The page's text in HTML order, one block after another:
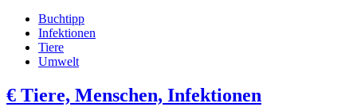
Buchtipp
Infektionen
Tiere
Umwelt
€ Tiere, Menschen, Infektionen